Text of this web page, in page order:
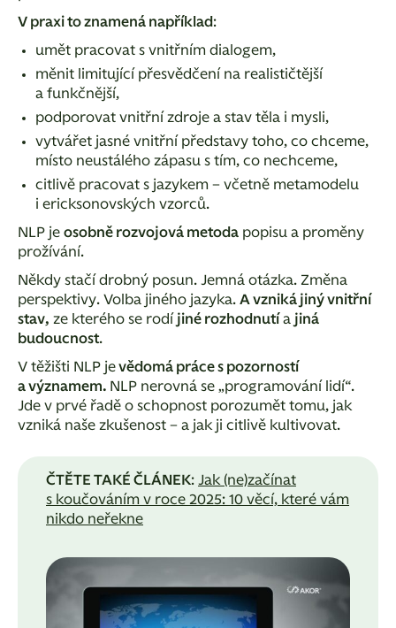
V praxi to znamená například:
umět pracovat s vnitřním dialogem,
měnit limitující přesvědčení na realističtější
a funkčnější,
podporovat vnitřní zdroje a stav těla i mysli,
vytvářet jasné vnitřní představy toho, co chceme,
místo neustálého zápasu s tím, co nechceme,
citlivě pracovat s jazykem – včetně metamodelu
i ericksonovských vzorců.
NLP je osobně rozvojová metoda popisu a proměny
prožívání.
Někdy stačí drobný posun. Jemná otázka. Změna
perspektivy. Volba jiného jazyka. A vzniká jiný vnitřní
stav, ze kterého se rodí jiné rozhodnutí a jiná
budoucnost.
V těžišti NLP jevědomá práce s pozorností
a významem. NLP nerovná se „programování lidí“.
Jde v prvé řadě o schopnost porozumět tomu, jak
vzniká naše zkušenost – a jak ji citlivě kultivovat.
ČTĚTE TAKÉ ČLÁNEK: Jak (ne)začínat
s koučováním v roce 2025: 10 věcí, které vám
nikdo neřekne